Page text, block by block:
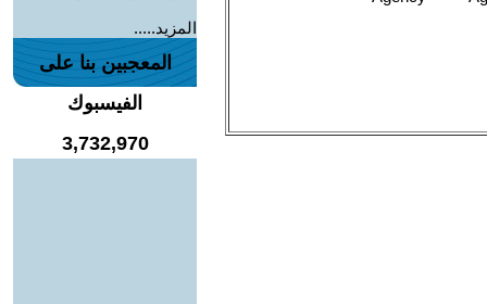
المزيد.....
المعجبين بنا على
الفيسبوك
3,732,970